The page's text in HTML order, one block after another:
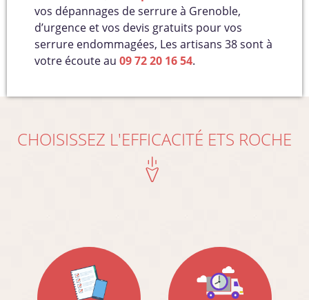
vos dépannages de serrure à Grenoble,
d’urgence et vos devis gratuits pour vos
serrure endommagées, Les artisans 38 sont à
votre écoute au 09 72 20 16 54.
CHOISISSEZ L'EFFICACITÉ ETS ROCHE